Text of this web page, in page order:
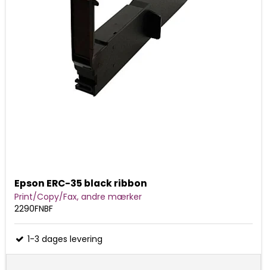
Epson ERC-35 black ribbon
Print/Copy/Fax, andre mærker
2290FNBF
1-3 dages levering